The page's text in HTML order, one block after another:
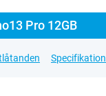
Pro 12GB